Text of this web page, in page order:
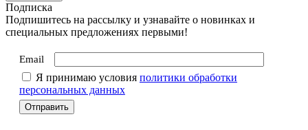
Подписка
Подпишитесь на рассылку и узнавайте о новинках и
специальных предложениях первыми!
Email
Я принимаю условия политики обработки
персональных данных